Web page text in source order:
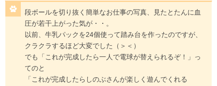
段ボールを切り抜く簡単なお仕事の写真、見たとたんに血
圧が若干上がった気が・・。
以前、牛乳パックを24個使って踏み台を作ったのですが、
クラクラするほど大変でした（＞＜）
でも「これが完成したら一人で電球が替えられるぞ！」っ
てのと
「これが完成したらしのぶさんが楽しく遊んでくれる